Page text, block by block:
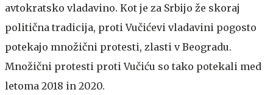
avtokratsko vladavino. Kot je za Srbijo že skoraj
politična tradicija, proti Vučićevi vladavini pogosto
potekajo množični protesti, zlasti v Beogradu.
Množični protesti proti Vučiću so tako potekali med
letoma 2018 in 2020.